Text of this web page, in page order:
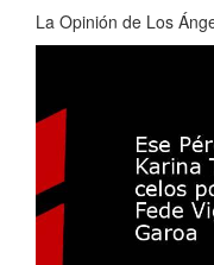
La Opinión de Los